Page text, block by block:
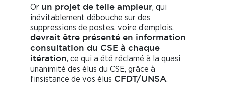
Or un projet de telle ampleur, qui
inévitablement débouche sur des
suppressions de postes, voire d’emplois,
devrait être présenté en information
consultation du CSE à chaque
itération, ce qui a été réclamé à la quasi
unanimité des élus du CSE, grâce à
l’insistance de vos élus CFDT/UNSA.